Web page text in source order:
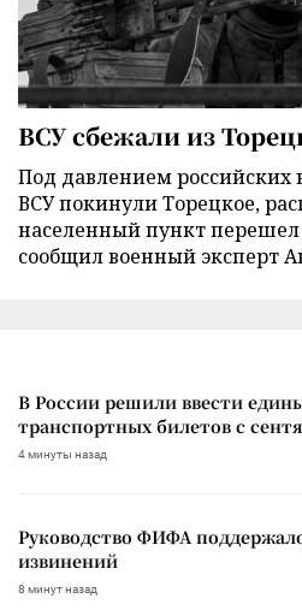
ВСУ сбежали из
Под давлением российских
ВСУ покинули Торецкое,
населенный пункт перешел
сообщил военный эксперт
В России решили ввести
транспортных билетов с
4 минуты назад
Руководство ФИФА
извинений
8 минут назад